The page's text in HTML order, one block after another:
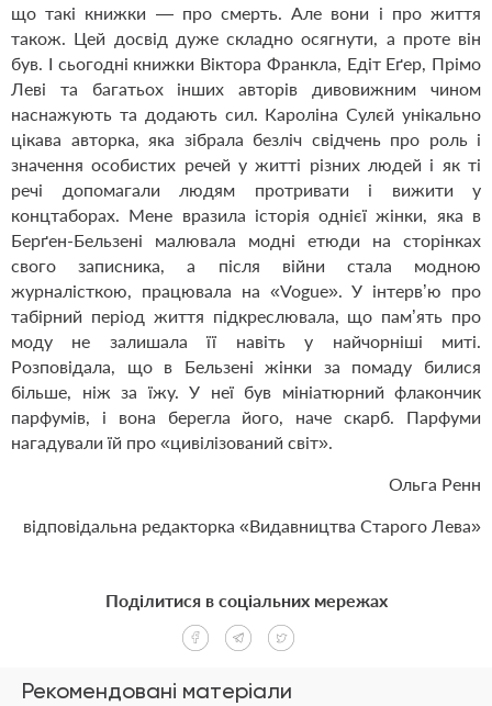
що такі книжки — про смерть. Але вони і про життя
також. Цей досвід дуже складно осягнути, а проте він
був. І сьогодні книжки Віктора Франкла, Едіт Еґер, Прімо
Леві та багатьох інших авторів дивовижним чином
наснажують та додають сил. Кароліна Сулєй унікально
цікава авторка, яка зібрала безліч свідчень про роль і
значення особистих речей у житті різних людей і як ті
речі допомагали людям протривати і вижити у
концтаборах. Мене вразила історія однієї жінки, яка в
Берґен-Бельзені малювала модні етюди на сторінках
свого записника, а після війни стала модною
журналісткою, працювала на «Vogue». У інтерв’ю про
табірний період життя підкреслювала, що пам’ять про
моду не залишала її навіть у найчорніші миті.
Розповідала, що в Бельзені жінки за помаду билися
більше, ніж за їжу. У неї був мініатюрний флакончик
парфумів, і вона берегла його, наче скарб. Парфуми
нагадували їй про «цивілізований світ».
Ольга Ренн
відповідальна редакторка «Видавництва Старого Лева»
Рекомендовані матеріали
Поділитися в соціальних мережах